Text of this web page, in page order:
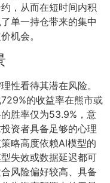
，从而在短时间内积
单一持仓带来的集中
机会。
性看待其潜在风险。
729%的收益率在熊市或
胜率仅为53.9%，意
资者具备足够的心理
略高度依赖AI模型的
失效或数据延迟都可
风险偏好较高、具备